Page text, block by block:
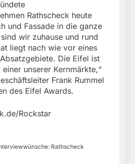
Rathscheck heute
und Fassade in die ganze
wir zuhause und rund
liegt nach wie vor eines
Die Eifel ist
unserer Kernmärkte,“
Frank Rummel
des Eifel Awards.
Rockstar
Rathscheck